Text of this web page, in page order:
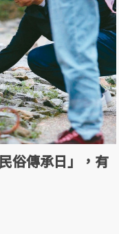
俗傳承日」，有